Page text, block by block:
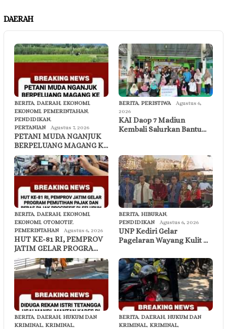
DAERAH
BERITA, DAERAH, EKONOMI,
EKONOMI, PEMERINTAHAN,
PENDIDIKAN,
PERTANIAN
Agustus 7, 2026
PETANI MUDA NGANJUK
BERPELUANG MAGANG K…
BERITA, PERISTIWA
Agustus 6,
2026
KAI Daop 7 Madiun
Kembali Salurkan Bantu…
BERITA, DAERAH, EKONOMI,
EKONOMI, OTOMOTIF,
PEMERINTAHAN
Agustus 6, 2026
HUT KE-81 RI, PEMPROV
JATIM GELAR PROGRA…
BERITA, HIBURAN,
PENDIDIKAN
Agustus 6, 2026
UNP Kediri Gelar
Pagelaran Wayang Kulit …
BERITA, DAERAH, HUKUM DAN
KRIMINAL, KRIMINAL,
BERITA, DAERAH, HUKUM DAN
KRIMINAL, KRIMINAL,